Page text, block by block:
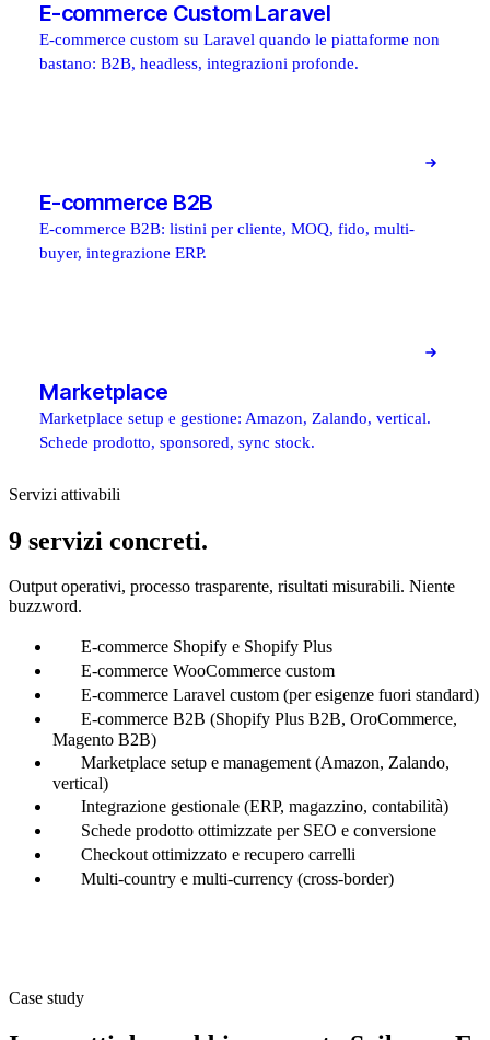
E-commerce Custom Laravel
E-commerce custom su Laravel quando le piattaforme non
bastano: B2B, headless, integrazioni profonde.
E-commerce B2B
E-commerce B2B: listini per cliente, MOQ, fido, multi-
buyer, integrazione ERP.
Marketplace
Marketplace setup e gestione: Amazon, Zalando, vertical.
Schede prodotto, sponsored, sync stock.
Servizi attivabili
9 servizi concreti.
Output operativi, processo trasparente, risultati misurabili. Niente
buzzword.
E-commerce Shopify e Shopify Plus
E-commerce WooCommerce custom
E-commerce Laravel custom (per esigenze fuori standard)
E-commerce B2B (Shopify Plus B2B, OroCommerce,
Magento B2B)
Marketplace setup e management (Amazon, Zalando,
vertical)
Integrazione gestionale (ERP, magazzino, contabilità)
Schede prodotto ottimizzate per SEO e conversione
Checkout ottimizzato e recupero carrelli
Multi-country e multi-currency (cross-border)
Case study